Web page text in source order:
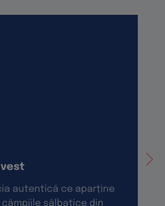
autentică ce aparține
câmpiile sălbatice din